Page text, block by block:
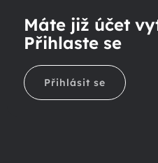
Máte již účet
Přihlaste se
Přihlásit se